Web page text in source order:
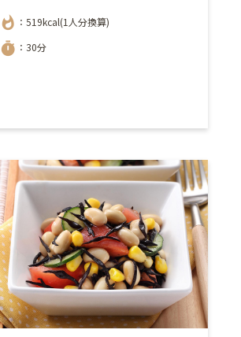
whatshot ：519kcal(1人分換算)
timer ：30分